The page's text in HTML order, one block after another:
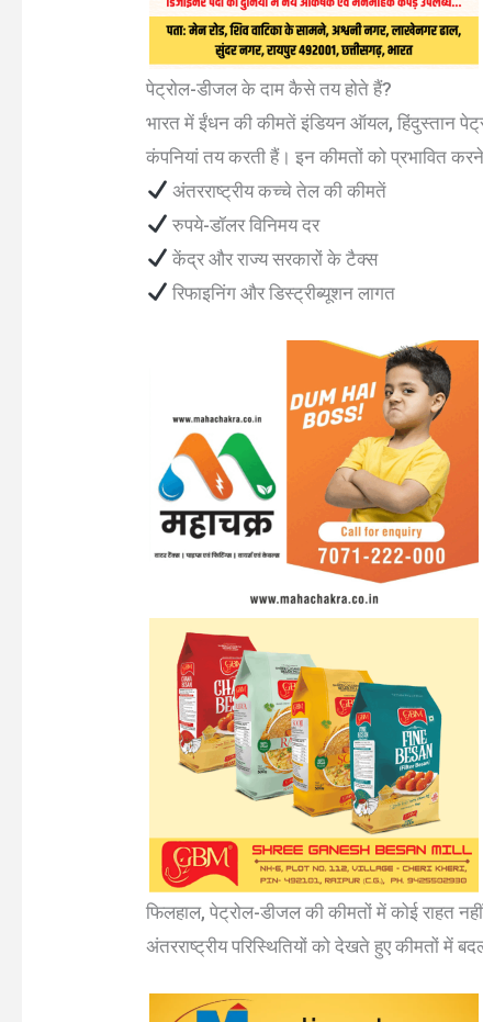
पेट्रोल-डीजल के दाम कैसे तय होते हैं?
भारत में ईंधन की कीमतें इंडियन ऑयल, हिंदुस्तान
कंपनियां तय करती हैं। इन कीमतों को प्रभावित
अंतरराष्ट्रीय कच्चे तेल की कीमतें
रुपये-डॉलर विनिमय दर
केंद्र और राज्य सरकारों के टैक्स
रिफाइनिंग और डिस्ट्रीब्यूशन लागत
फिलहाल, पेट्रोल-डीजल की कीमतों में कोई राहत
अंतरराष्ट्रीय परिस्थितियों को देखते हुए कीमतों में